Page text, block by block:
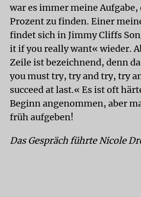
war es immer meine Aufgabe,
Prozent zu finden. Einer
findet sich in Jimmy Cliffs
it if you really want« wieder.
Zeile ist bezeichnend, denn
you must try, try and try, try
succeed at last.« Es ist oft
Beginn angenommen, aber
früh aufgeben!
Das Gespräch führte Nicole